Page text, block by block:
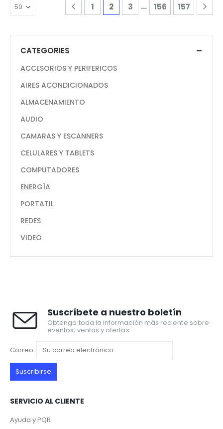
1 2 3 … 156 157
CATEGORIES
ACCESORIOS Y PERIFERICOS
AIRES ACONDICIONADOS
ALMACENAMIENTO
AUDIO
CAMARAS Y ESCANNERS
CELULARES Y TABLETS
COMPUTADORES
ENERGÍA
PORTATIL
REDES
VIDEO
Suscríbete a nuestro boletín
Obtenga toda la información más reciente sobre
eventos, ventas y ofertas.
Correo:
SERVICIO AL CLIENTE
Ayuda y PQR